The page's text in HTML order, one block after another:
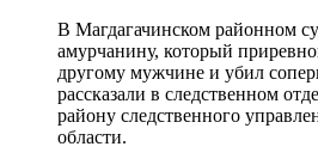
В Магдагачинском районном
амурчанину, который
другому мужчине и убил
рассказали в следственном
району следственного
области.